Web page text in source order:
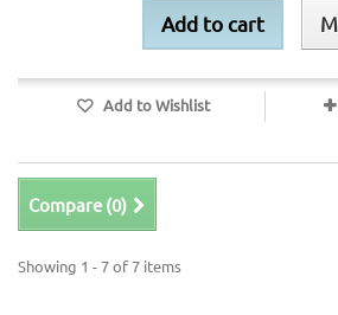
Add to cart
Add to Wishlist
Compare (0)
Showing 1 - 7 of 7 items